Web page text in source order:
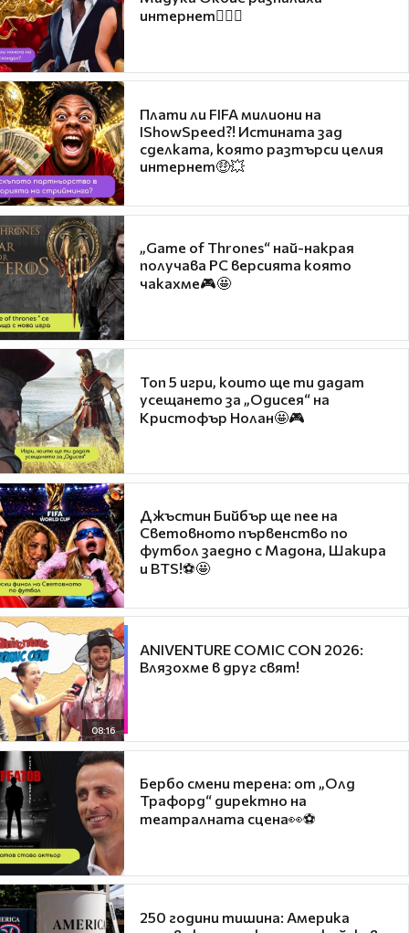
интернет❤️‍🔥🔥
Плати ли FIFA милиони на
IShowSpeed?! Истината зад
сделката, която разтърси целия
интернет🤑💥
„Game of Thrones“ най-накрая
получава PC версията която
чакахме🎮🤩
Топ 5 игри, които ще ти дадат
усещането за „Одисея“ на
Кристофър Нолан🤩🎮
Джъстин Бийбър ще пее на
Световното първенство по
футбол заедно с Мадона, Шакира
и BTS!⚽🤩
08:16
ANIVENTURE COMIC CON 2026:
Влязохме в друг свят!
Бербо смени терена: от „Олд
Трафорд“ директно на
театралната сцена👀⚽
250 години тишина: Америка